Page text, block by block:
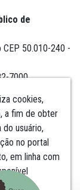
cookies,
a fim de obter
usuário,
no portal
em linha com
.​​​​​​​
de
50.010-240 -
7000